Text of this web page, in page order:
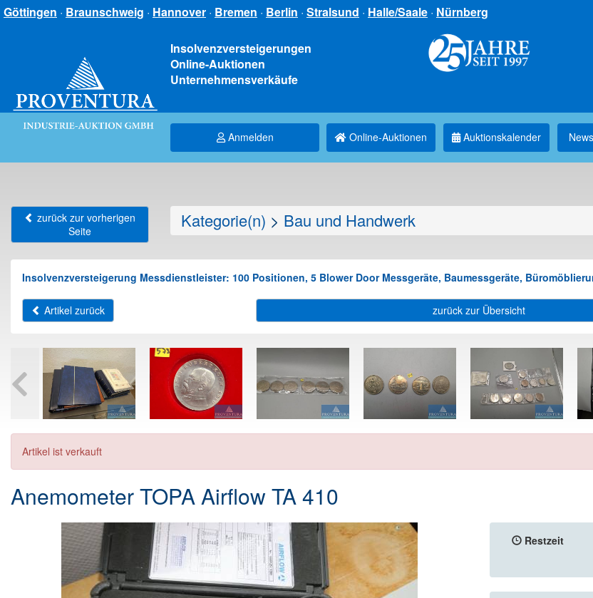
Göttingen · Braunschweig · Hannover · Bremen · Berlin · Stralsund · Halle/Saale · Nürnberg
Insolvenzversteigerungen
Online-Auktionen
Unternehmensverkäufe
Anmelden Online-Auktionen Auktionskalender
zurück zur vorherigen
Seite
Kategorie(n) > Bau und Handwerk
Insolvenzversteigerung Messdienstleister: 100 Positionen, 5 Blower Door Messgeräte, Baumessgeräte,
Artikel zurück zurück zur Übersicht
Artikel ist verkauft
Anemometer TOPA Airflow TA 410
Restzeit